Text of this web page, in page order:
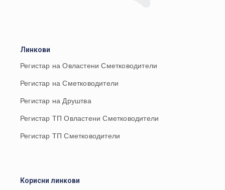
Линкови
Регистар на Овластени Сметководители
Регистар на Сметководители
Регистар на Друштва
Регистар ТП Овластени Сметководители
Регистар ТП Сметководители
Корисни линкови